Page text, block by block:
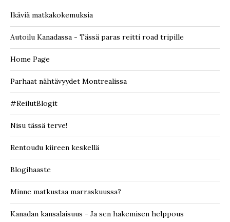
Ikäviä matkakokemuksia
Autoilu Kanadassa - Tässä paras reitti road tripille
Home Page
Parhaat nähtävyydet Montrealissa
#ReilutBlogit
Nisu tässä terve!
Rentoudu kiireen keskellä
Blogihaaste
Minne matkustaa marraskuussa?
Kanadan kansalaisuus - Ja sen hakemisen helppous